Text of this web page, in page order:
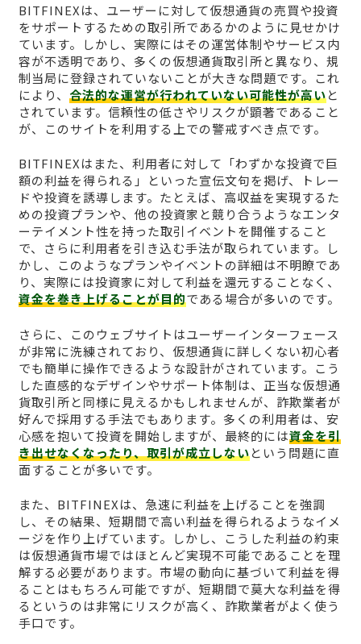
BITFINEXは、ユーザーに対して仮想通貨の売買や投資
をサポートするための取引所であるかのように見せかけ
ています。しかし、実際にはその運営体制やサービス内
容が不透明であり、多くの仮想通貨取引所と異なり、規
制当局に登録されていないことが大きな問題です。これ
により、 合法的な運営が行われていない可能性が高いと
されています。信頼性の低さやリスクが顕著であること
が、このサイトを利用する上での警戒すべき点です。
BITFINEXはまた、利用者に対して「わずかな投資で巨
額の利益を得られる」といった宣伝文句を掲げ、トレー
ドや投資を誘導します。たとえば、高収益を実現するた
めの投資プランや、他の投資家と競り合うようなエンタ
ーテイメント性を持った取引イベントを開催すること
で、さらに利用者を引き込む手法が取られています。し
かし、このようなプランやイベントの詳細は不明瞭であ
り、実際には投資家に対して利益を還元することなく、
資金を巻き上げることが目的である場合が多いのです。
さらに、このウェブサイトはユーザーインターフェース
が非常に洗練されており、仮想通貨に詳しくない初心者
でも簡単に操作できるような設計がされています。こう
した直感的なデザインやサポート体制は、正当な仮想通
貨取引所と同様に見えるかもしれませんが、詐欺業者が
好んで採用する手法でもあります。多くの利用者は、安
心感を抱いて投資を開始しますが、最終的には資金を引
き出せなくなったり、取引が成立しないという問題に直
面することが多いです。
また、BITFINEXは、急速に利益を上げることを強調
し、その結果、短期間で高い利益を得られるようなイメ
ージを作り上げています。しかし、こうした利益の約束
は仮想通貨市場ではほとんど実現不可能であることを理
解する必要があります。市場の動向に基づいて利益を得
ることはもちろん可能ですが、短期間で莫大な利益を得
るというのは非常にリスクが高く、詐欺業者がよく使う
手口です。